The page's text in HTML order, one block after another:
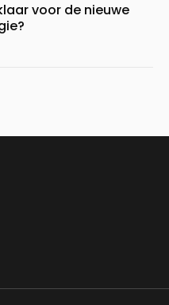
voor de nieuwe